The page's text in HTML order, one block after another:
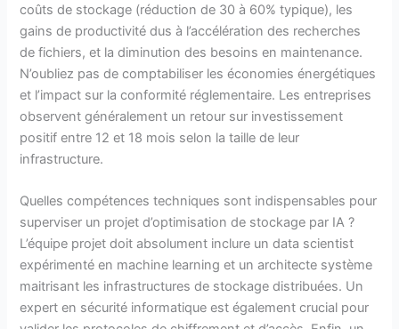
coûts de stockage (réduction de 30 à 60% typique), les
gains de productivité dus à l’accélération des recherches
de fichiers, et la diminution des besoins en maintenance.
N’oubliez pas de comptabiliser les économies énergétiques
et l’impact sur la conformité réglementaire. Les entreprises
observent généralement un retour sur investissement
positif entre 12 et 18 mois selon la taille de leur
infrastructure.
Quelles compétences techniques sont indispensables pour
superviser un projet d’optimisation de stockage par IA ?
L’équipe projet doit absolument inclure un data scientist
expérimenté en machine learning et un architecte système
maitrisant les infrastructures de stockage distribuées. Un
expert en sécurité informatique est également crucial pour